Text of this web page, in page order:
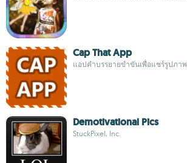
Cap That App
แอปคำบรรยายขำขันเพื่อแชร์รูปภาพ
Demotivational Pics
StuckPixel, Inc.